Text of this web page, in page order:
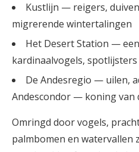
Kustlijn — reigers,
migrerende wintertalingen
Het Desert Station —
kardinaalvogels,
De Andesregio — uilen,
Andescondor — koning van
Omringd door vogels,
palmbomen en watervallen